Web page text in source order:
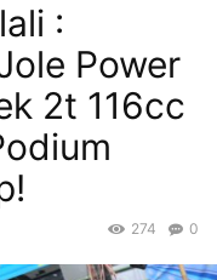
:
Power
2t 116cc
0
274